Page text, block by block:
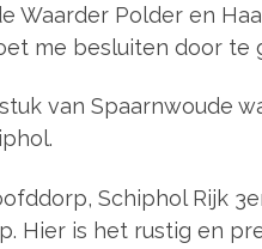
Waarder Polder en
me besluiten door te
van Spaarnwoude
Schiphol Rijk
Hier is het rustig en